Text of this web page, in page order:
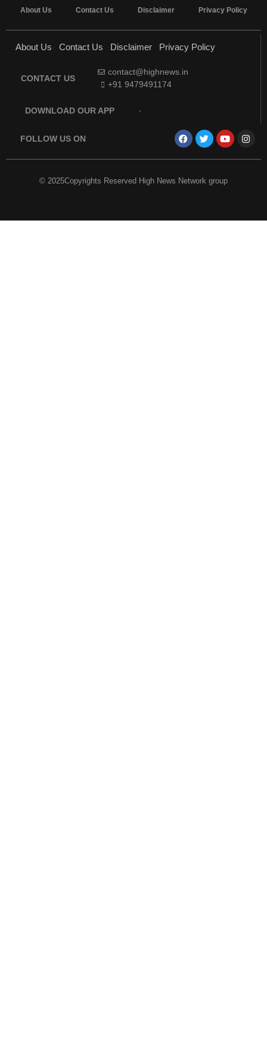
About Us Contact Us Disclaimer Privacy Policy
About Us Contact Us Disclaimer Privacy Policy
CONTACT US
contact@highnews.in
+91 9479491174
DOWNLOAD OUR APP
FOLLOW US ON
© 2025Copyrights Reserved High News Network group